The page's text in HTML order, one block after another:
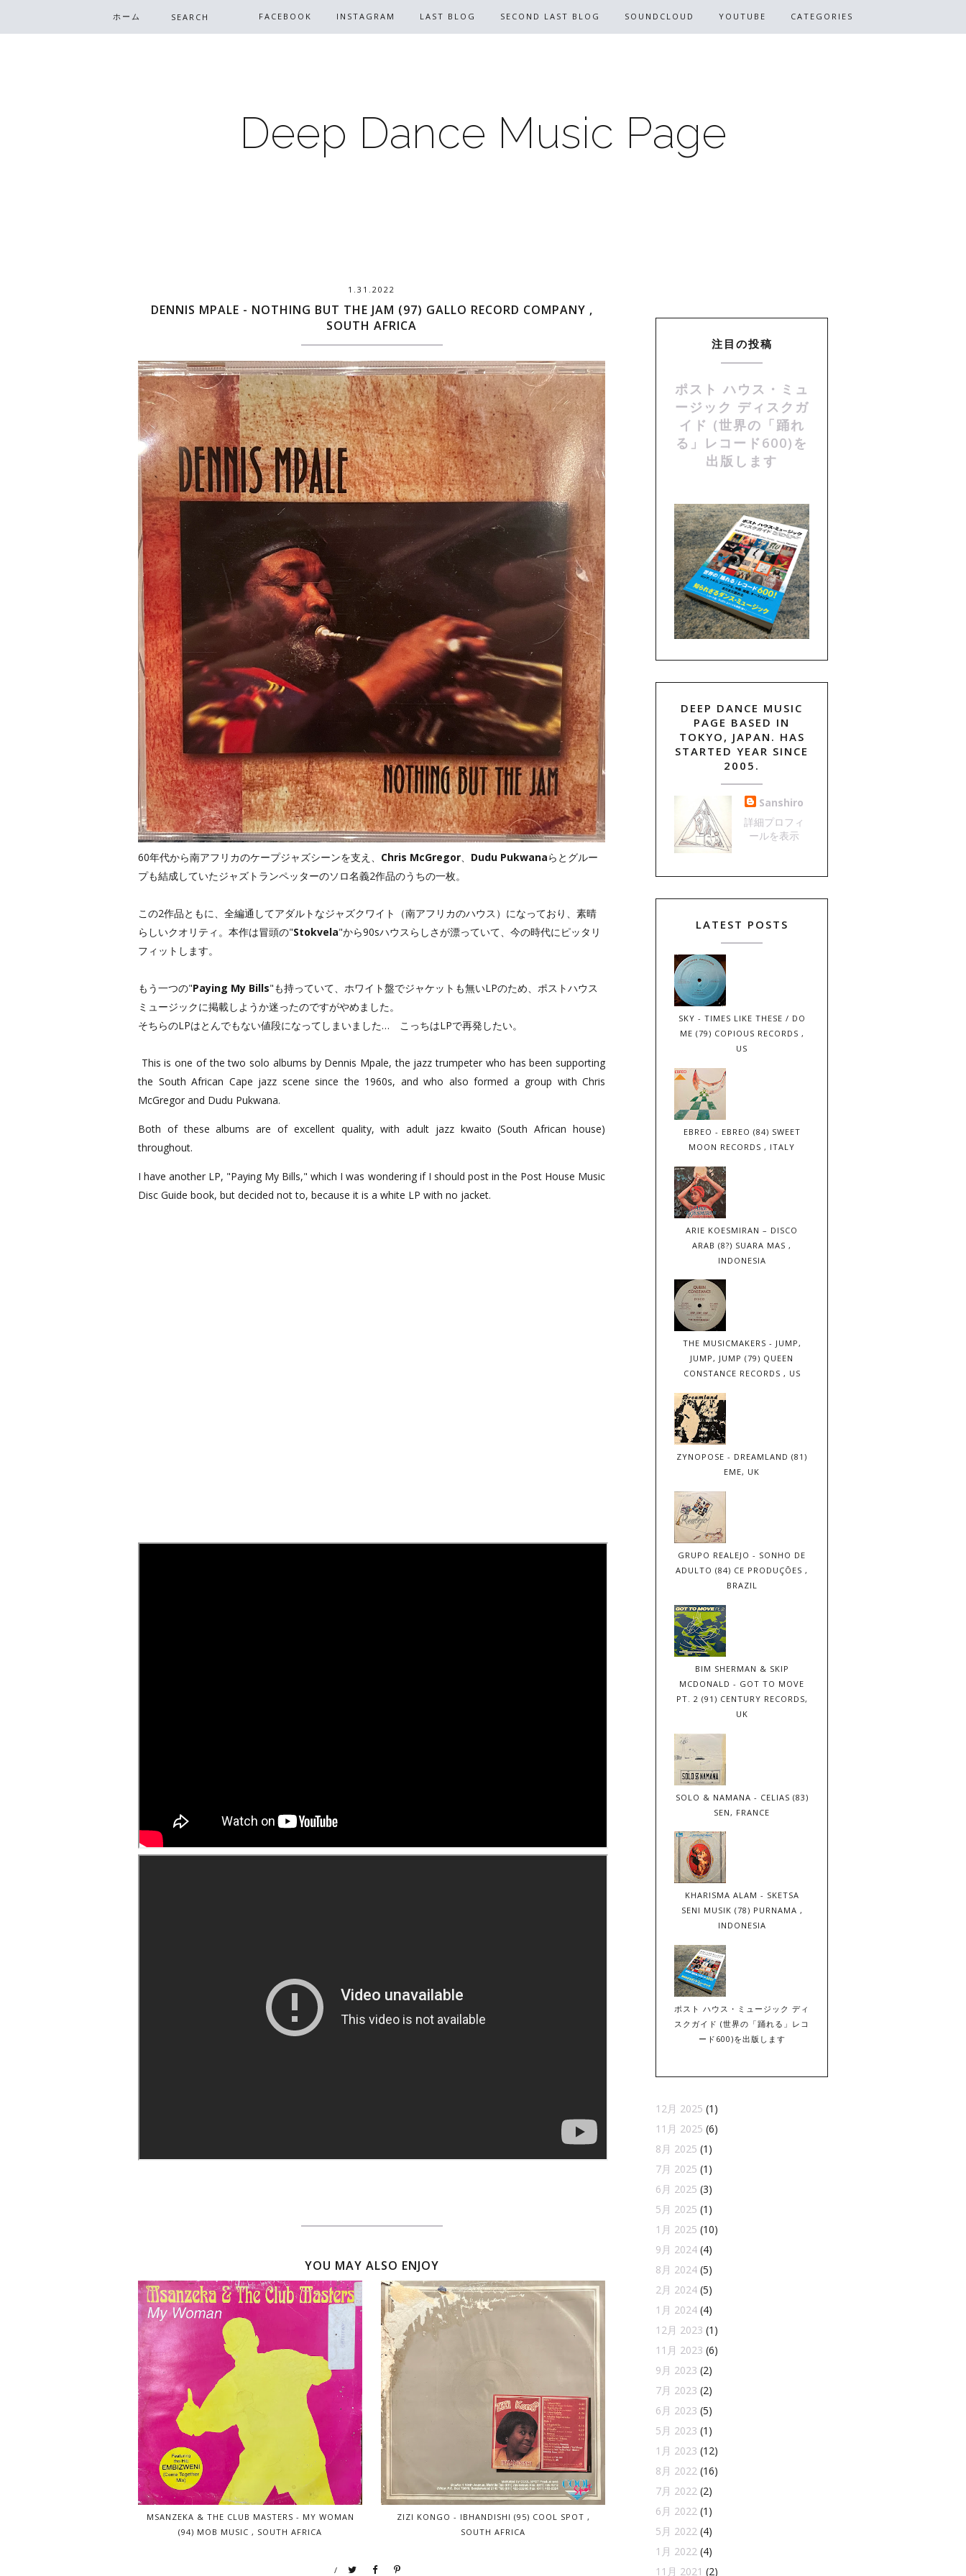
Deep Dance Music Page
ホーム FACEBOOK INSTAGRAM LAST BLOG SECOND LAST BLOG SOUNDCLOUD YOUTUBE CATEGORIES
1.31.2022
DENNIS MPALE - NOTHING BUT THE JAM (97) GALLO RECORD COMPANY ,
SOUTH AFRICA
60年代から南アフリカのケープジャズシーンを支え、 Chris McGregor、 Dudu Pukwanaらとグルー
プも結成していたジャズトランペッターのソロ名義2作品のうちの一枚。
この2作品ともに、全編通してアダルトなジャズクワイト（南アフリカのハウス）になっており、素晴
らしいクオリティ。本作は冒頭の"Stokvela"から90sハウスらしさが漂っていて、今の時代にピッタリ
フィットします。
もう一つの"Paying My Bills"も持っていて、ホワイト盤でジャケットも無いLPのため、ポストハウス
ミュージックに掲載しようか迷ったのですがやめました。
そちらのLPはとんでもない値段になってしまいました… こっちはLPで再発したい。
This is one of the two solo albums by Dennis Mpale, the jazz trumpeter who has been supporting
the South African Cape jazz scene since the 1960s, and who also formed a group with Chris
McGregor and Dudu Pukwana.
Both of these albums are of excellent quality, with adult jazz kwaito (South African house)
throughout.
I have another LP, "Paying My Bills," which I was wondering if I should post in the Post House Music
Disc Guide book, but decided not to, because it is a white LP with no jacket.
YOU MAY ALSO ENJOY
MSANZEKA & THE CLUB MASTERS - MY WOMAN
(94) MOB MUSIC , SOUTH AFRICA
ZIZI KONGO - IBHANDISHI (95) COOL SPOT ,
SOUTH AFRICA
/
注目の投稿
ポスト ハウス・ミュ
ージック ディスクガ
イド (世界の「踊れ
る」レコード600)を
出版します
DEEP DANCE MUSIC
PAGE BASED IN
TOKYO, JAPAN. HAS
STARTED YEAR SINCE
2005.
Sanshiro
詳細プロフィ
ールを表示
LATEST POSTS
SKY - TIMES LIKE THESE / DO
ME (79) COPIOUS RECORDS ,
US
EBREO - EBREO (84) SWEET
MOON RECORDS , ITALY
ARIE KOESMIRAN – DISCO
ARAB (8?) SUARA MAS ,
INDONESIA
THE MUSICMAKERS - JUMP,
JUMP, JUMP (79) QUEEN
CONSTANCE RECORDS , US
ZYNOPOSE - DREAMLAND (81)
EME, UK
GRUPO REALEJO - SONHO DE
ADULTO (84) CE PRODUÇÕES ,
BRAZIL
BIM SHERMAN & SKIP
MCDONALD - GOT TO MOVE
PT. 2 (91) CENTURY RECORDS,
UK
SOLO & NAMANA - CELIAS (83)
SEN, FRANCE
KHARISMA ALAM - SKETSA
SENI MUSIK (78) PURNAMA ,
INDONESIA
ポスト ハウス・ミュージック ディ
スクガイド (世界の「踊れる」レコ
ード600)を出版します
12月 2025 (1)
11月 2025 (6)
8月 2025 (1)
7月 2025 (1)
6月 2025 (3)
5月 2025 (1)
1月 2025 (10)
9月 2024 (4)
8月 2024 (5)
2月 2024 (5)
1月 2024 (4)
12月 2023 (1)
11月 2023 (6)
9月 2023 (2)
7月 2023 (2)
6月 2023 (5)
5月 2023 (1)
1月 2023 (12)
8月 2022 (16)
7月 2022 (2)
6月 2022 (1)
5月 2022 (4)
1月 2022 (4)
11月 2021 (2)